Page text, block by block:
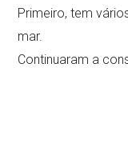
Primeiro, tem
mar.
Continuaram a